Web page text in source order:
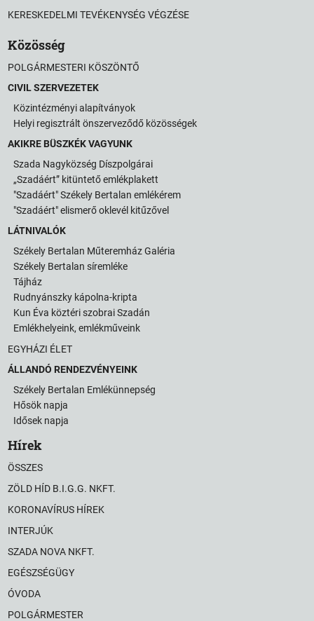
KERESKEDELMI TEVÉKENYSÉG VÉGZÉSE
Közösség
POLGÁRMESTERI KÖSZÖNTŐ
CIVIL SZERVEZETEK
Közintézményi alapítványok
Helyi regisztrált önszerveződő közösségek
AKIKRE BÜSZKÉK VAGYUNK
Szada Nagyközség Díszpolgárai
„Szadáért” kitüntető emlékplakett
"Szadáért" Székely Bertalan emlékérem
"Szadáért" elismerő oklevél kitűzővel
LÁTNIVALÓK
Székely Bertalan Műteremház Galéria
Székely Bertalan síremléke
Tájház
Rudnyánszky kápolna-kripta
Kun Éva köztéri szobrai Szadán
Emlékhelyeink, emlékműveink
EGYHÁZI ÉLET
ÁLLANDÓ RENDEZVÉNYEINK
Székely Bertalan Emlékünnepség
Hősök napja
Idősek napja
Hírek
ÖSSZES
ZÖLD HÍD B.I.G.G. NKFT.
KORONAVÍRUS HÍREK
INTERJÚK
SZADA NOVA NKFT.
EGÉSZSÉGÜGY
ÓVODA
POLGÁRMESTER